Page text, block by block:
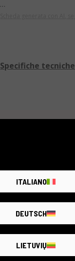
Specifiche tecniche
ITALIANO
DEUTSCH
LIETUVIŲ